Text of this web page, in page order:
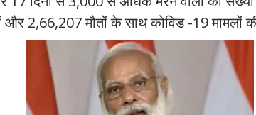
और 2,66,207 मौतों के साथ कोविड -19